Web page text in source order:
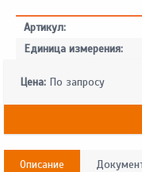
Артикул:
Единица измерения:
Цена: По запросу
Описание